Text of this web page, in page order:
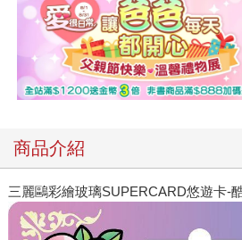
商品介紹
三麗鷗彩繪玻璃SUPERCARD悠遊卡-